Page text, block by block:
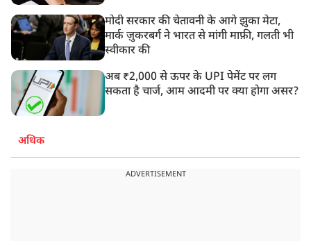
मोदी सरकार की चेतावनी के आगे झुका मेटा,
मार्क ज़ुकरबर्ग ने भारत से मांगी माफ़ी, गलती भी
स्वीकार की
अब ₹2,000 से ऊपर के UPI पेमेंट पर लग
सकता है चार्ज, आम आदमी पर क्या होगा असर?
अधिक
ADVERTISEMENT